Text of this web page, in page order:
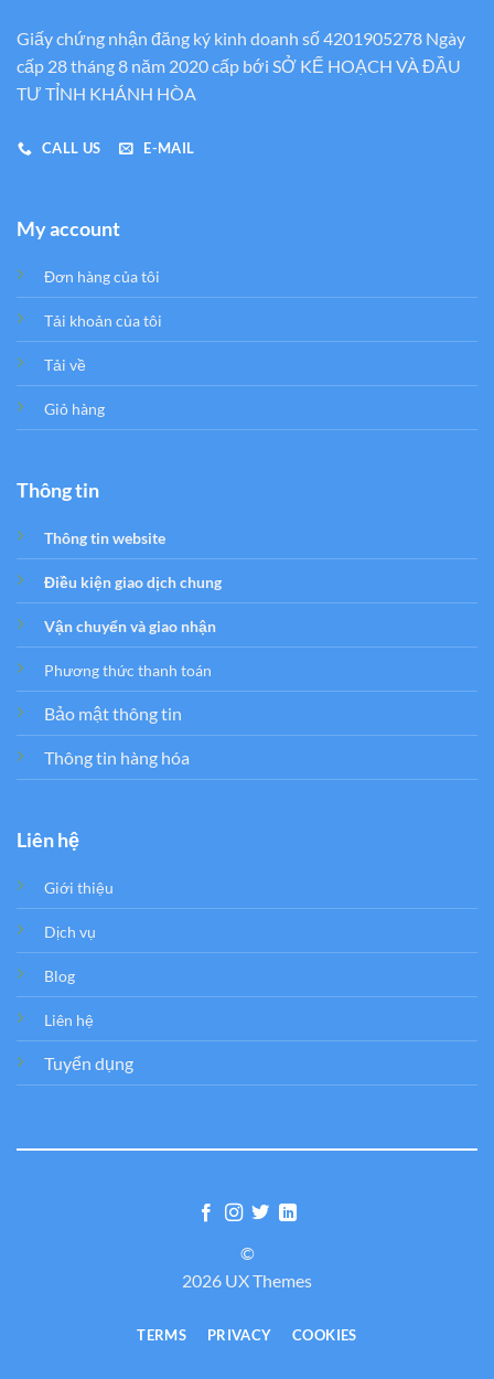
Giấy chứng nhận đăng ký kinh doanh số 4201905278 Ngày
cấp 28 tháng 8 năm 2020 cấp bới SỞ KẾ HOẠCH VÀ ĐẦU
TƯ TỈNH KHÁNH HÒA
CALL US E-MAIL
My account
Đơn hàng của tôi
Tải khoản của tôi
Tải về
Giỏ hàng
Thông tin
Thông tin website
Điều kiện giao dịch chung
Vận chuyển và giao nhận
Phương thức thanh toán
Bảo mật thông tin
Thông tin hàng hóa
Liên hệ
Giới thiệu
Dịch vụ
Blog
Liên hệ
Tuyển dụng
©
2026 UX Themes
TERMS PRIVACY COOKIES